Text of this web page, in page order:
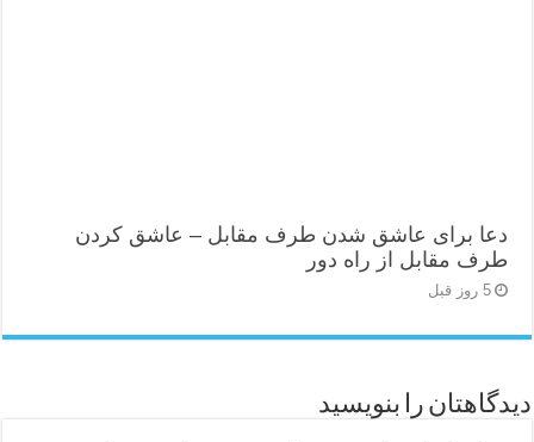
دعا برای عاشق شدن طرف مقابل – عاشق کردن
طرف مقابل از راه دور
5 روز قبل
دیدگاهتان را بنویسید